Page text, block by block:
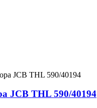
JCB THL 590/40194